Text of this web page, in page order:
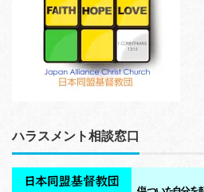
ハラスメント相談窓口